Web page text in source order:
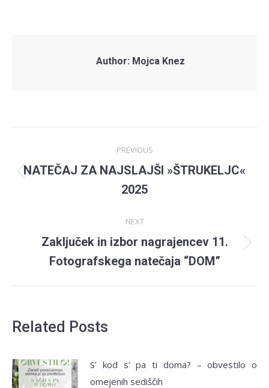
Author: Mojca Knez
navigation
PREVIOUS
Previous
post:
NATEČAJ ZA NAJSLAJŠI »ŠTRUKELJC«
2025
NEXT
Next
post:
Zaključek in izbor nagrajencev 11.
Fotografskega natečaja “DOM”
Related Posts
S’ kod s’ pa ti doma? – obvestilo o
omejenih sediščih